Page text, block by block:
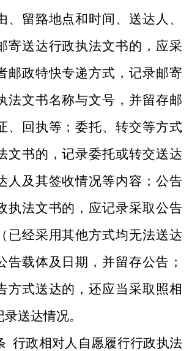
、留臵地点和时间、送达人、
寄送达行政执法文书的，应采
邮政特快专递方式，记录邮寄
法文书名称与文号，并留存邮
、回执等；委托、转交等方式
文书的，记录委托或转交送达
人及其签收情况等内容；公告
执法文书的，应记录采取公告
已经采用其他方式均无法送达
告载体及日期，并留存公告；
方式送达的，还应当采取照相
送达情况。
行政相对人自愿履行行政执法